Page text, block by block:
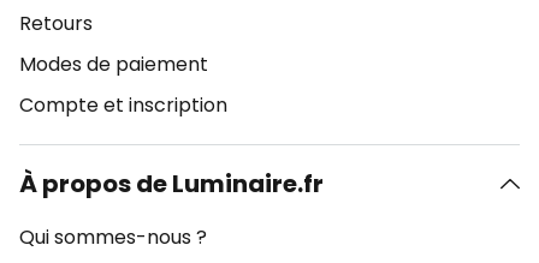
Retours
Modes de paiement
Compte et inscription
À propos de Luminaire.fr
Qui sommes-nous ?